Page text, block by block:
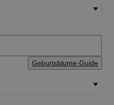
Geburtsblume-Guide